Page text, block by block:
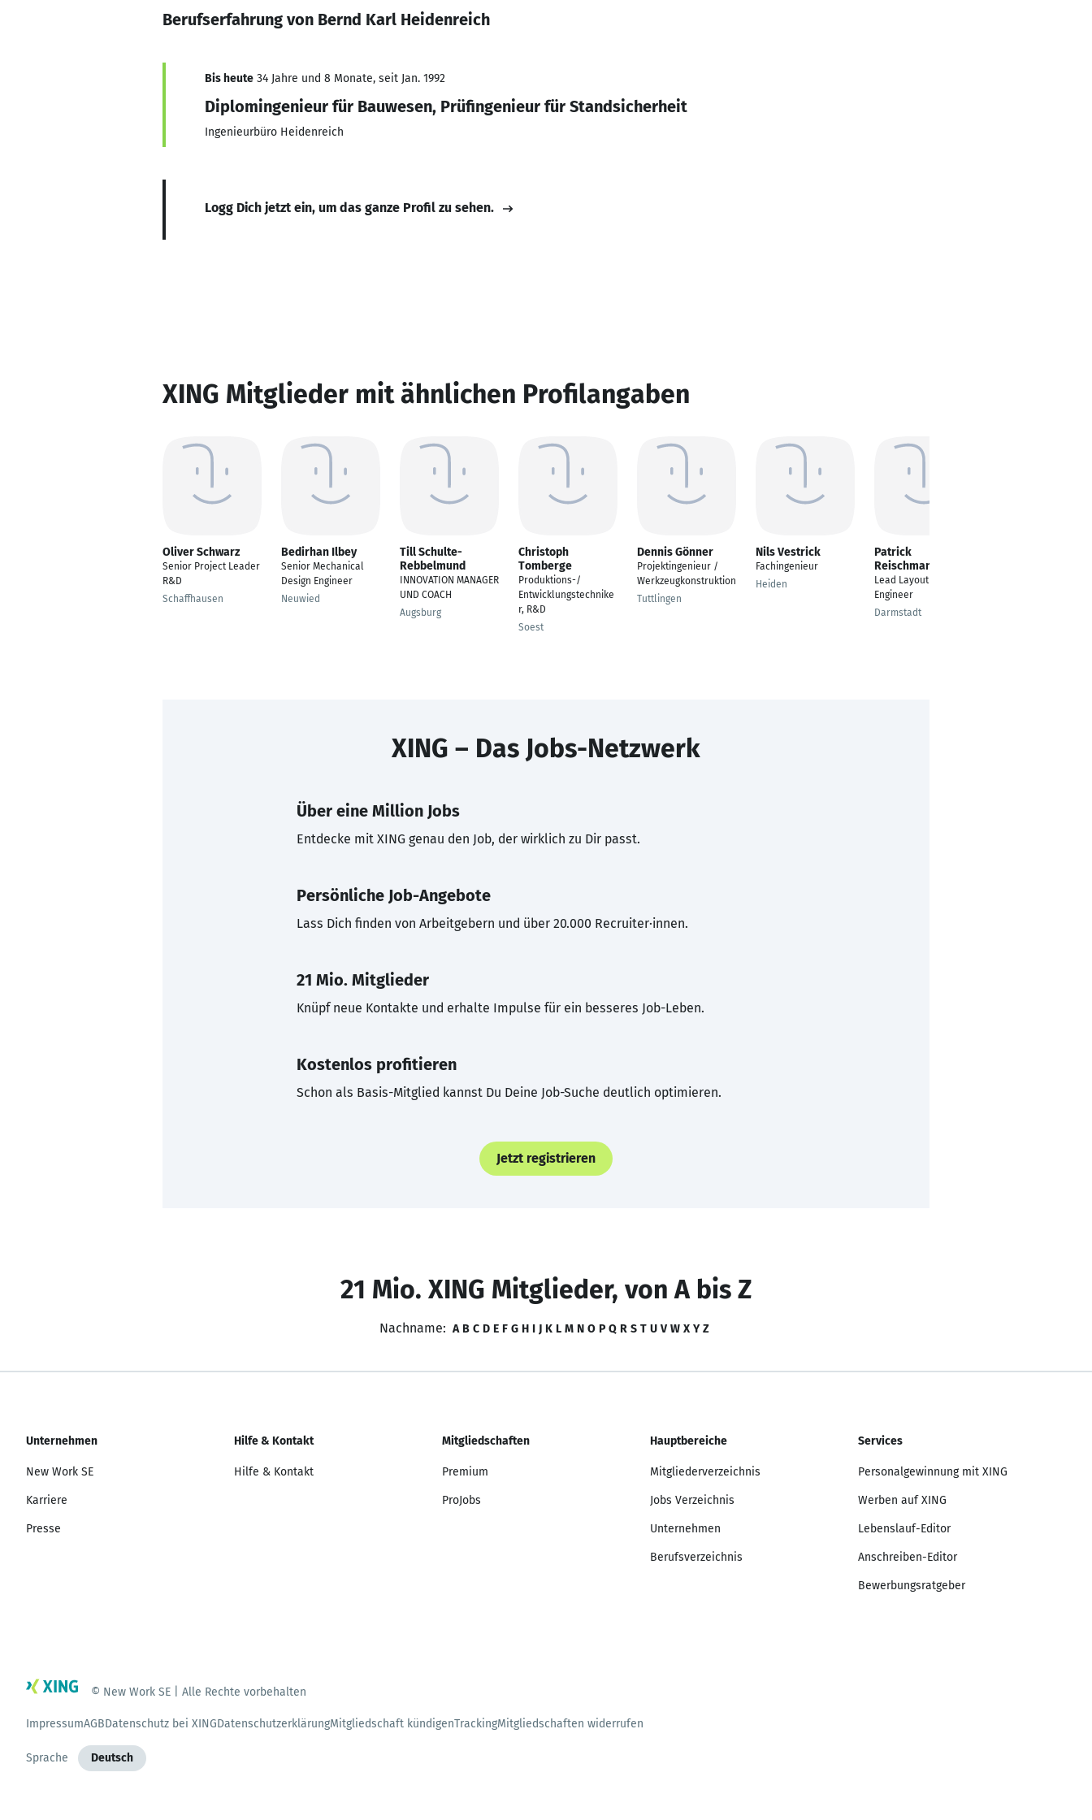
Berufserfahrung von Bernd Karl Heidenreich
Bis heute 34 Jahre und 8 Monate, seit Jan. 1992
Diplomingenieur für Bauwesen, Prüfingenieur für Standsicherheit
Ingenieurbüro Heidenreich
Logg Dich jetzt ein, um das ganze Profil zu sehen.
XING Mitglieder mit ähnlichen Profilangaben
Oliver Schwarz
Senior Project Leader
R&D
Schaffhausen
Bedirhan Ilbey
Senior Mechanical
Design Engineer
Neuwied
Till Schulte-
Rebbelmund
INNOVATION MANAGER
UND COACH
Augsburg
Christoph
Tomberge
Produktions-/
Entwicklungstechnike
r, R&D
Soest
Dennis Gönner
Projektingenieur /
Werkzeugkonstruktion
Tuttlingen
Nils Vestrick
Fachingenieur
Heiden
Patrick
Reischmann
Lead Layout & Piping
Engineer
Darmstadt
XING – Das Jobs-Netzwerk
Über eine Million Jobs
Entdecke mit XING genau den Job, der wirklich zu Dir passt.
Persönliche Job-Angebote
Lass Dich finden von Arbeitgebern und über 20.000 Recruiter·innen.
21 Mio. Mitglieder
Knüpf neue Kontakte und erhalte Impulse für ein besseres Job-Leben.
Kostenlos profitieren
Schon als Basis-Mitglied kannst Du Deine Job-Suche deutlich optimieren.
Jetzt registrieren
21 Mio. XING Mitglieder, von A bis Z
Nachname: A B C D E F G H I J K L M N O P Q R S T U V W X Y Z
Unternehmen
New Work SE
Karriere
Presse
Hilfe & Kontakt
Hilfe & Kontakt
Mitgliedschaften
Premium
ProJobs
Hauptbereiche
Mitgliederverzeichnis
Jobs Verzeichnis
Unternehmen
Berufsverzeichnis
Services
Personalgewinnung mit XING
Werben auf XING
Lebenslauf-Editor
Anschreiben-Editor
Bewerbungsratgeber
© New Work SE | Alle Rechte vorbehalten
ImpressumAGBDatenschutz bei XINGDatenschutzerklärungMitgliedschaft kündigenTrackingMitgliedschaften widerrufen
Sprache Deutsch